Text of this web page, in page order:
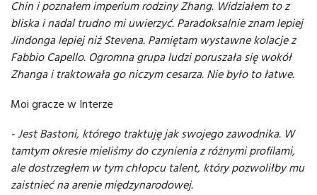
Chin i poznałem imperium rodziny Zhang. Widziałem to z
bliska i nadal trudno mi uwierzyć. Paradoksalnie znam lepiej
Jindongalepiej niż Stevena. Pamiętam wystawne kolacje z
Fabbio Capello. Ogromna grupa ludzi poruszała się wokół
Zhangai traktowała go niczym cesarza. Nie było to łatwe.
Moi gracze w Interze
- JestBastoni, którego traktuję jak swojego zawodnika. W
tamtym okresie mieliśmy do czynienia z różnymi profilami,
ale dostrzegłem w tym chłopcu talent, który pozwoliłby mu
zaistnieć na arenie międzynarodowej.